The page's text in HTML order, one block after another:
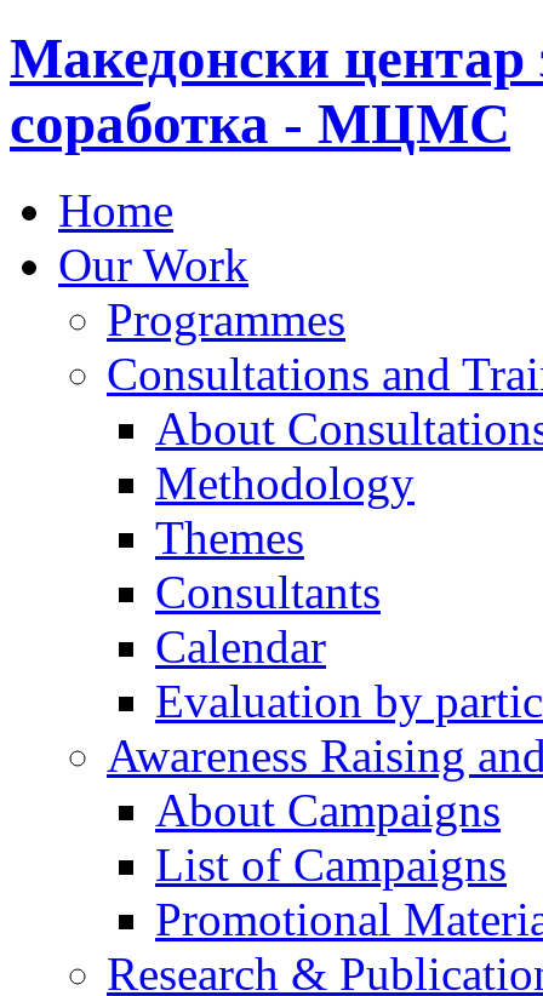
Македонски центар
соработка - МЦМС
Home
Our Work
Programmes
Consultations and
About
Methodology
Themes
Consultants
Calendar
Evaluation by
Awareness Raising
About Campaigns
List of Campaigns
Promotional
Research &